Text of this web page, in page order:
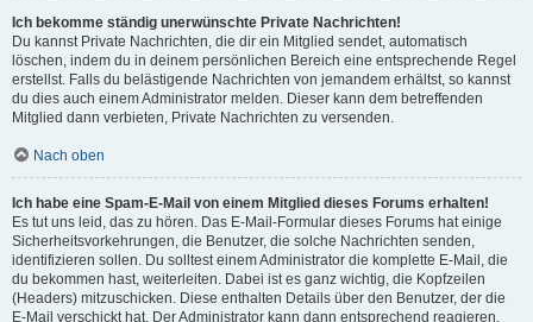
Ich bekomme ständig unerwünschte Private Nachrichten!
Du kannst Private Nachrichten, die dir ein Mitglied sendet, automatisch
löschen, indem du in deinem persönlichen Bereich eine entsprechende Regel
erstellst. Falls du belästigende Nachrichten von jemandem erhältst, so kannst
du dies auch einem Administrator melden. Dieser kann dem betreffenden
Mitglied dann verbieten, Private Nachrichten zu versenden.
Nach oben
Ich habe eine Spam-E-Mail von einem Mitglied dieses Forums erhalten!
Es tut uns leid, das zu hören. Das E-Mail-Formular dieses Forums hat einige
Sicherheitsvorkehrungen, die Benutzer, die solche Nachrichten senden,
identifizieren sollen. Du solltest einem Administrator die komplette E-Mail, die
du bekommen hast, weiterleiten. Dabei ist es ganz wichtig, die Kopfzeilen
(Headers) mitzuschicken. Diese enthalten Details über den Benutzer, der die
E-Mail verschickt hat. Der Administrator kann dann entsprechend reagieren.